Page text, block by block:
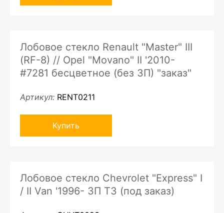
Лобовое стекло Renault "Master" III
(RF-8) // Opel "Movano" II '2010-
#7281 бесцветное (без ЗП) "заказ"
Артикул: RENT0211
Купить
Лобовое стекло Chevrolet "Express" I
/ II Van '1996- ЗП ТЗ (под заказ)